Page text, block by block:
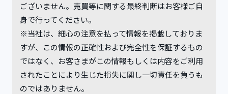
ございません。売買等に関する最終判断はお客様ご自
身で行ってください。
※当社は、細心の注意を払って情報を掲載しておりま
すが、この情報の正確性および完全性を保証するもの
ではなく、お客さまがこの情報もしくは内容をご利用
されたことにより生じた損失に関し一切責任を負うも
のではありません。